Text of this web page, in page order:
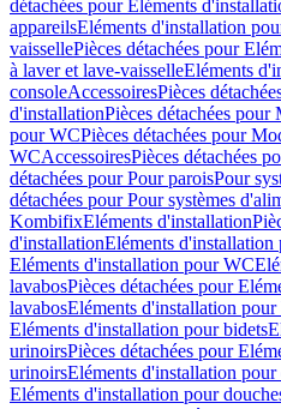
détachées pour Eléments
appareilsEléments d'installation
vaissellePièces détachées pour
à laver et lave-vaisselleEléments
consoleAccessoiresPièces
d'installationPièces détachées
pour WCPièces détachées pour
WCAccessoiresPièces détachées
détachées pour Pour paroisPour
détachées pour Pour systèmes
KombifixEléments d'installation
d'installationEléments d'installation
Eléments d'installation pour WC
lavabosPièces détachées pour
lavabosEléments d'installation pour
Eléments d'installation pour bidets
urinoirsPièces détachées pour
urinoirsEléments d'installation pour
Eléments d'installation pour